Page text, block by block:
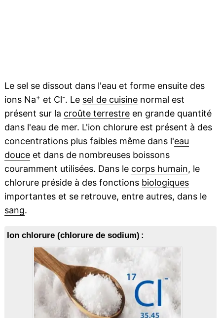
Le sel se dissout dans l'eau et forme ensuite des
ions Na+ et Cl-. Le sel de cuisinenormal est
présent sur la croûte terrestreen grande quantité
dans l'eau de mer. L'ion chlorure est présent à des
concentrations plus faibles même dans l'eau
douceet dans de nombreuses boissons
couramment utilisées. Dans le corps humain, le
chlorure préside à des fonctions biologiques
importantes et se retrouve, entre autres, dans le
sang.
Ion chlorure (chlorure de sodium) :